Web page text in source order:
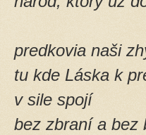
predkovia naši
tu kde Láska k
v sile spojí
bez zbraní a bez